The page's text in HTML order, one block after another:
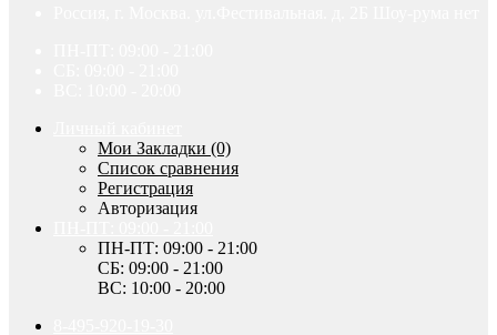
Мои Закладки (0)
Список сравнения
Регистрация
Авторизация
ПН-ПТ: 09:00 - 21:00
СБ: 09:00 - 21:00
ВС: 10:00 - 20:00